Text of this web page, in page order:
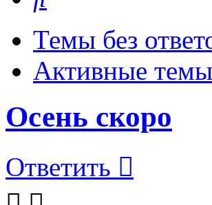
Темы без
Активные темы
Осень скоро
Ответить